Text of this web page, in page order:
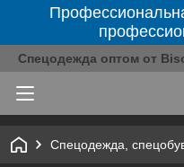
Спецодежда оптом от
Спецодежда,